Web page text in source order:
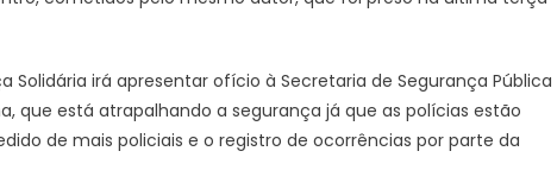
Solidária irá apresentar ofício à Secretaria de Segurança Pública
que está atrapalhando a segurança já que as polícias estão
de mais policiais e o registro de ocorrências por parte da